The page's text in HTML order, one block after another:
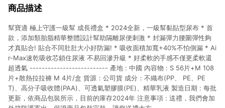
商品描述
幫寶適 極上守護一級幫 成長禮盒 * 2024全新，一級幫黏貼型尿布 * 首
款，添加類胎脂精華整體設計幫助隔離尿便刺激 * 封漏彈力腰圍彈性夠
才真貼合! 貼合不同肚肚大小好防漏! * 吸收面積加寬+40%不怕側漏 * Ai
r-Max速乾吸收芯鎖住尿液 不易回滲升級 * 好柔軟的手感不僅更柔軟還
超透氣 -------------------------- 產地 : 中國 內容物 : S 56片+M 108
片+散熱拉拉褲 M 4片/盒 貨源：公司貨 成分：不織布(PP、 PE、PE
T)、高分子吸收體(PAA)、可透氣塑膠膜(PE)、精華乳液 製造日期 : 每批
更新，依商品包裝所示，目前的庫存2024年 注意事項 : 送禮，我們會加